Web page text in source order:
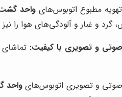
مطبوع اتوبوس‌های واحد
و غبار و آلودگی‌های هوا را
و تصویری با کیفیت:
و تصویری اتوبوس‌های واحد